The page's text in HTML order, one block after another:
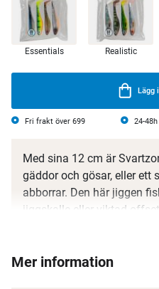
Essentials Realistic
Lägg
Fri frakt över 699 24-
Med sina 12 cm är
gäddor och gösar, eller ett
abborrar. Den här jiggen
jiggskalle eller viktad
Mer information